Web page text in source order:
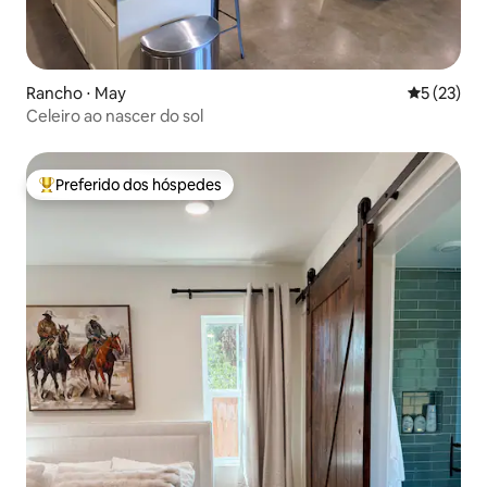
Rancho ⋅ May 5 de uma
5 (23)
Celeiro ao nascer do sol
Entre os melhores preferidos dos hóspedes
Preferido dos hóspedes